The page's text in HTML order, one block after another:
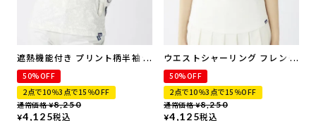
遮熱機能付き プリント柄半袖シ
ャツ | 吸汗速乾・UVカット・遮
熱
50%OFF
2点で10％3点で15％OFF
通常価格 ¥8,250
¥4,125税込
ウエストシャーリング フレンチ
スリーブモックネックシャツ |
UVカット
50%OFF
2点で10％3点で15％OFF
通常価格 ¥8,250
¥4,125税込